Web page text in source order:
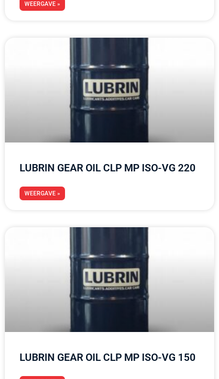
WEERGAVE »
LUBRIN GEAR OIL CLP MP ISO-VG 220
WEERGAVE »
LUBRIN GEAR OIL CLP MP ISO-VG 150